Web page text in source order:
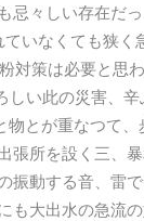
々しい存在だ
いなくても狭
対策は必要と思
い此の災害、
とが重なつて、
所を設く三、
振動する音、雷
も大出水の急流